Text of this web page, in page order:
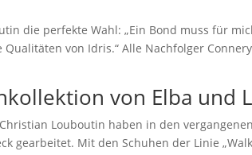
die perfekte Wahl: „Ein Bond muss für
von Idris.“ Alle Nachfolger
von Elba und
Louboutin haben in den
gearbeitet. Mit den Schuhen der Linie